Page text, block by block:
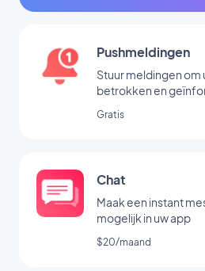
Pushmeldingen
Stuur meldingen om
betrokken en
Gratis
Chat
Maak een instant
mogelijk in uw app
$20/maand